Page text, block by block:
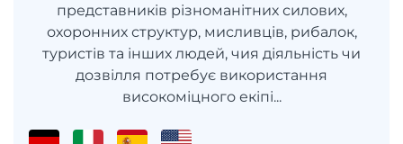
представників різноманітних силових,
охоронних структур, мисливців, рибалок,
туристів та інших людей, чия діяльність чи
дозвілля потребує використання
високоміцного екіпі...